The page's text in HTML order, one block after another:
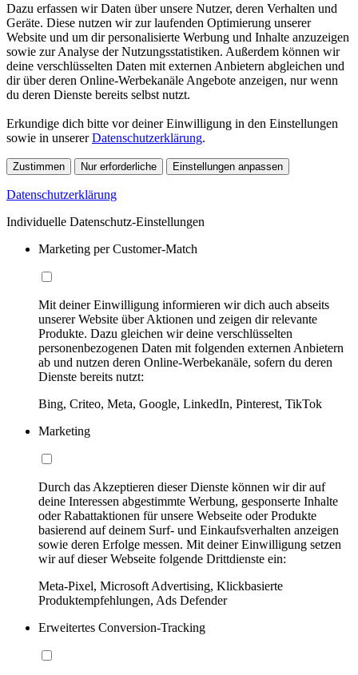
Dazu erfassen wir Daten über unsere Nutzer, deren Verhalten und
Geräte. Diese nutzen wir zur laufenden Optimierung unserer
Website und um dir personalisierte Werbung und Inhalte anzuzeigen
sowie zur Analyse der Nutzungsstatistiken. Außerdem können wir
deine verschlüsselten Daten mit externen Anbietern abgleichen und
dir über deren Online-Werbekanäle Angebote anzeigen, nur wenn
du deren Dienste bereits selbst nutzt.
Erkundige dich bitte vor deiner Einwilligung in den Einstellungen
sowie in unsererDatenschutzerklärung.
Zustimmen Nur erforderliche Einstellungen anpassen
Datenschutzerklärung
Individuelle Datenschutz-Einstellungen
Marketing per Customer-Match
Mit deiner Einwilligung informieren wir dich auch abseits
unserer Website über Aktionen und zeigen dir relevante
Produkte. Dazu gleichen wir deine verschlüsselten
personenbezogenen Daten mit folgenden externen Anbietern
ab und nutzen deren Online-Werbekanäle, sofern du deren
Dienste bereits nutzt:
Bing, Criteo, Meta, Google, LinkedIn, Pinterest, TikTok
Marketing
Durch das Akzeptieren dieser Dienste können wir dir auf
deine Interessen abgestimmte Werbung, gesponserte Inhalte
oder Rabattaktionen für unsere Webseite oder Produkte
basierend auf deinem Surf- und Einkaufsverhalten anzeigen
sowie deren Erfolge messen. Mit deiner Einwilligung setzen
wir auf dieser Webseite folgende Drittdienste ein:
Meta-Pixel, Microsoft Advertising, Klickbasierte
Produktempfehlungen, Ads Defender
Erweitertes Conversion-Tracking